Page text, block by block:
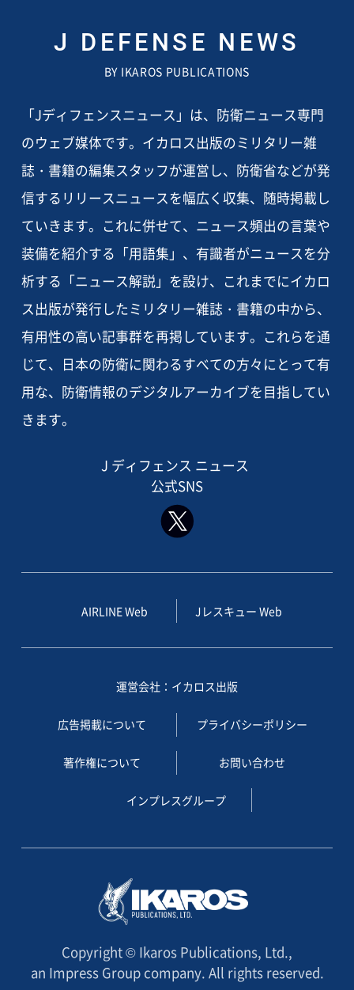
J DEFENSE NEWS
BY IKAROS PUBLICATIONS
「Jディフェンスニュース」は、防衛ニュース専門
のウェブ媒体です。イカロス出版のミリタリー雑
誌・書籍の編集スタッフが運営し、防衛省などが発
信するリリースニュースを幅広く収集、随時掲載し
ていきます。これに併せて、ニュース頻出の言葉や
装備を紹介する「用語集」、有識者がニュースを分
析する「ニュース解説」を設け、これまでにイカロ
ス出版が発行したミリタリー雑誌・書籍の中から、
有用性の高い記事群を再掲しています。これらを通
じて、日本の防衛に関わるすべての方々にとって有
用な、防衛情報のデジタルアーカイブを目指してい
きます。
J ディフェンス ニュース
公式SNS
AIRLINE Web Jレスキュー Web
運営会社：イカロス出版
広告掲載について プライバシーポリシー
著作権について お問い合わせ
インプレスグループ
Copyright © Ikaros Publications, Ltd.,
an Impress Group company. All rights reserved.